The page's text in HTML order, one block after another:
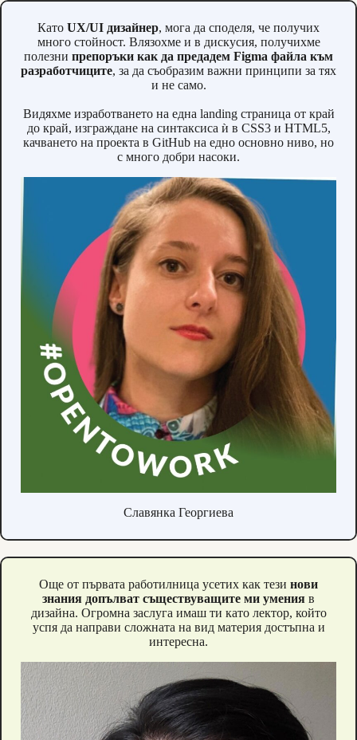
Като UX/UI дизайнер, мога да споделя, че получих
много стойност. Влязохме и в дискусия, получихме
полезни препоръки как да предадем Figma файла към
разработчиците, за да съобразим важни принципи за тях
и не само.
Видяхме изработването на една landing страница от край
до край, изграждане на синтаксиса ѝ в CSS3 и HTML5,
качването на проекта в GitHub на едно основно ниво, но
с много добри насоки.
Славянка Георгиева
Още от първата работилница усетих как тези нови
знания допълват съществуващите ми умения в
дизайна. Огромна заслуга имаш ти като лектор, който
успя да направи сложната на вид материя достъпна и
интересна.